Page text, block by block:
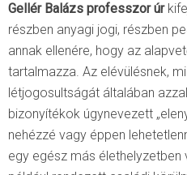
Gellér Balázs professzor úr
részben anyagi jogi, részben
annak ellenére, hogy az
tartalmazza. Az elévülésnek,
létjogosultságát általában
bizonyítékok úgynevezett
nehézzé vagy éppen
egy egész más élethelyzetben